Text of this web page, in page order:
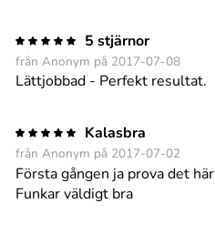
5 stjärnor
från Anonym på 2017-07-08
Lättjobbad - Perfekt resultat.
Kalasbra
från Anonym på 2017-07-02
Första gången ja prova det här
Funkar väldigt bra